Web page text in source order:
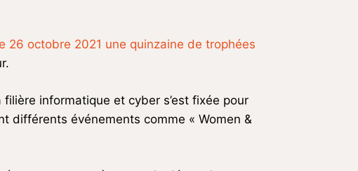
26 octobre 2021 une quinzaine de trophées
filière informatique et cyber s’est fixée pour
différents événements comme « Women &